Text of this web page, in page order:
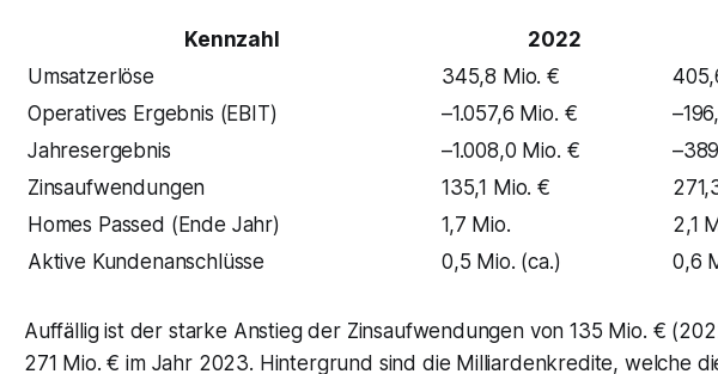
Kennzahl 2022
Umsatzerlöse
345,8 Mio. €
Operatives Ergebnis (EBIT)
–1.057,6 Mio. €
Jahresergebnis
–1.008,0 Mio. €
Zinsaufwendungen
135,1 Mio. €
Homes Passed (Ende Jahr)
1,7 Mio.
2,1
Aktive Kundenanschlüsse
0,5 Mio. (ca.) 0,6
Auffällig ist der starke Anstieg der Zinsaufwendungen von 135 Mio. €
271 Mio. € im Jahr 2023. Hintergrund sind die Milliardenkredite, welche